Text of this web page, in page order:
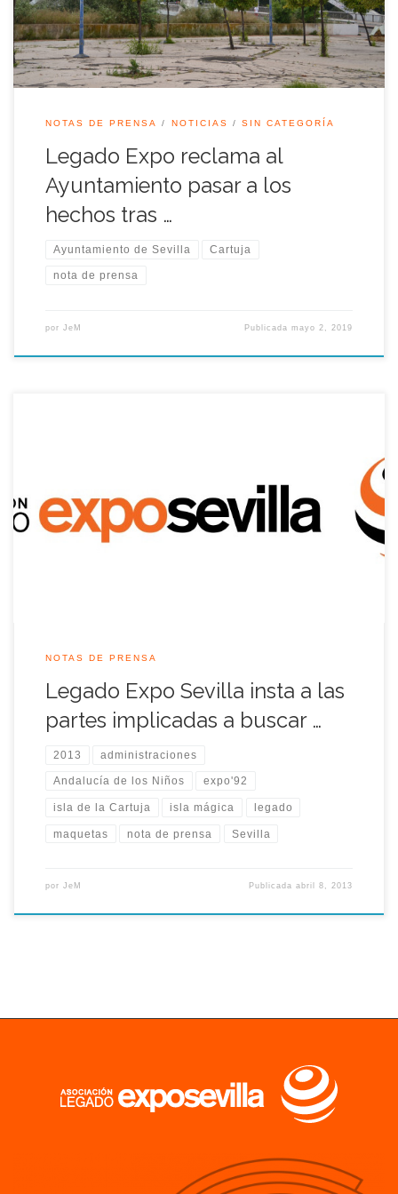
Cartuja sigue deteriorándose.
NOTAS DE PRENSA NOTICIAS SIN CATEGORÍA
Legado Expo reclama al
Ayuntamiento pasar a los
hechos tras …
Ayuntamiento de Sevilla Cartuja
nota de prensa
por JeM Publicadamayo 2, 2019
parte de Isla Mágica en 2011, desde entonces está sin uso y,
lamentablemente, también sin mantenimiento. La asociación
Legado Expo considera un hecho insólito que este patrimonio
singular se abandone a su suerte y sea saqueado día tras día
NOTAS DE PRENSA
Legado Expo Sevilla insta a las
partes implicadas a buscar …
2013 administraciones
Andalucía de los Niños expo'92
isla de la Cartuja isla mágica legado
maquetas nota de prensa Sevilla
por JeM Publicadaabril 8, 2013